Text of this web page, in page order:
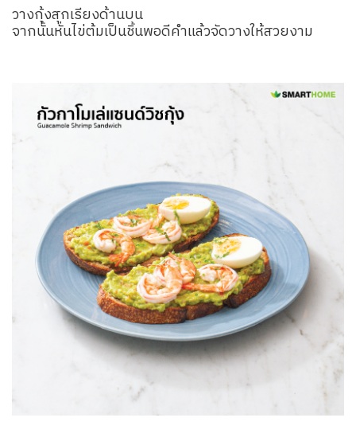
วางกุ้งสุกเรียงด้านบน
จากนั้นหั่นไข่ต้มเป็นชิ้นพอดีคำแล้วจัดวางให้สวยงาม